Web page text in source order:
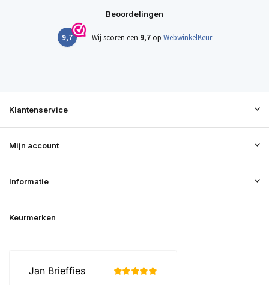
Beoordelingen
9,7 Wij scoren een 9,7op WebwinkelKeur
Klantenservice
Mijn account
Informatie
Keurmerken